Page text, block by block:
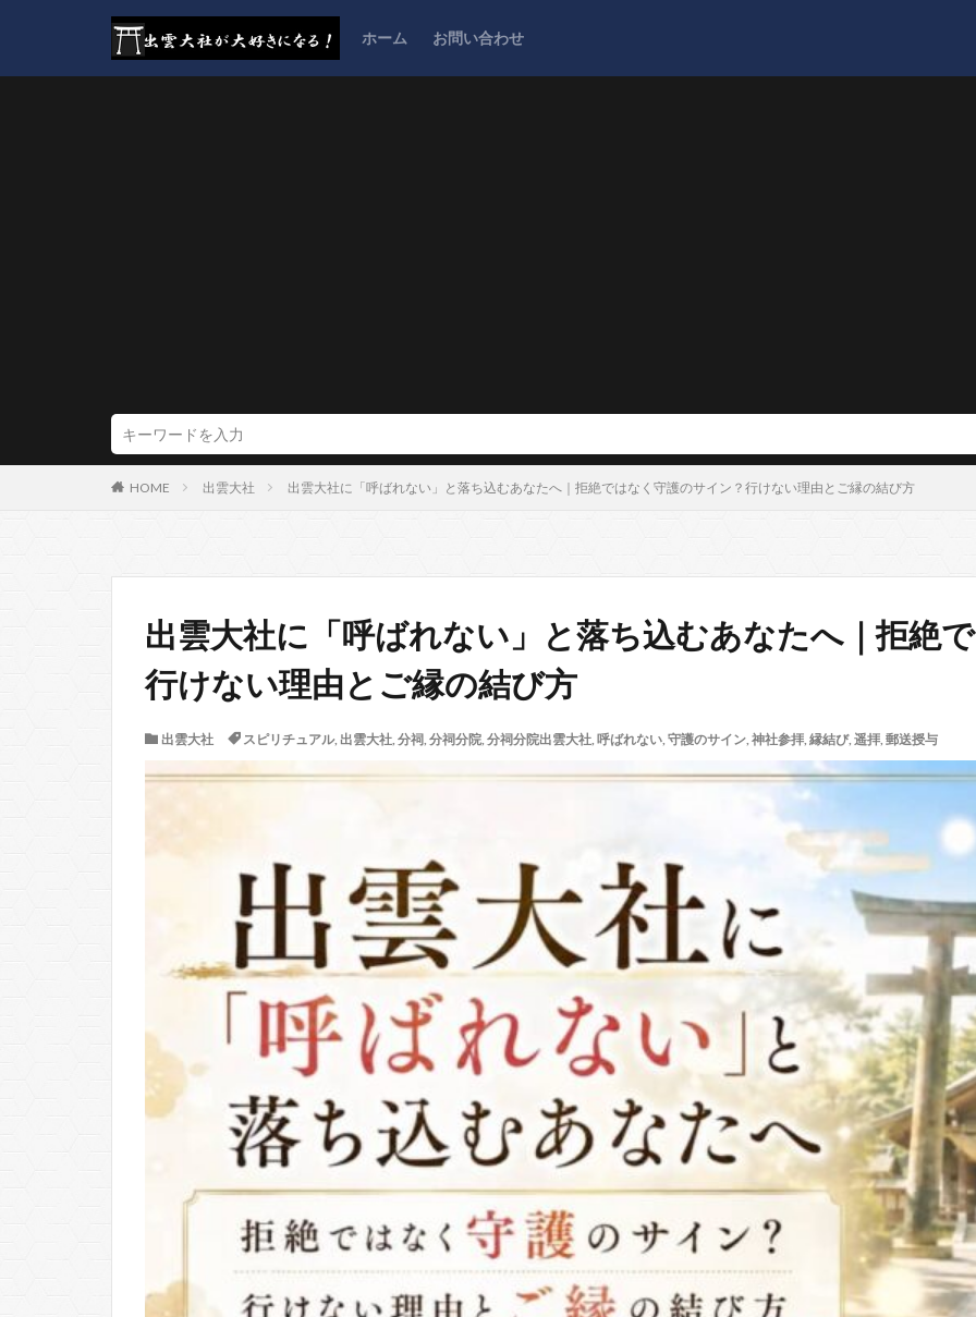
ホーム お問い合わせ
HOME 出雲大社 出雲大社に「呼ばれない」と落ち込むあなたへ｜拒絶ではなく守護のサイン？行けない理由とご縁の結び方
出雲大社に「呼ばれない」と落ち込むあなたへ｜拒絶
行けない理由とご縁の結び方
出雲大社 スピリチュアル, 出雲大社, 分祠, 分祠分院, 分祠分院出雲大社, 呼ばれない, 守護のサイン, 神社参拝, 縁結び, 遥拝, 郵送授与